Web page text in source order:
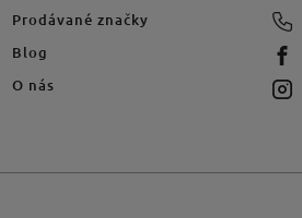
Prodávané značky
Blog
O nás